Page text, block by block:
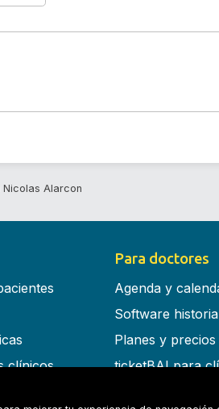
Nicolas Alarcon
clínicos
Para doctores
Agenda y
Software
Planes y precios
ticketBAI para